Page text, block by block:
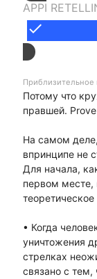
APPI
done
Приблизительное
Потому что
правшей.
На самом деле,
впринципе не
Для начала,
первом месте,
• Когда
уничтожения
стрелках
связано с